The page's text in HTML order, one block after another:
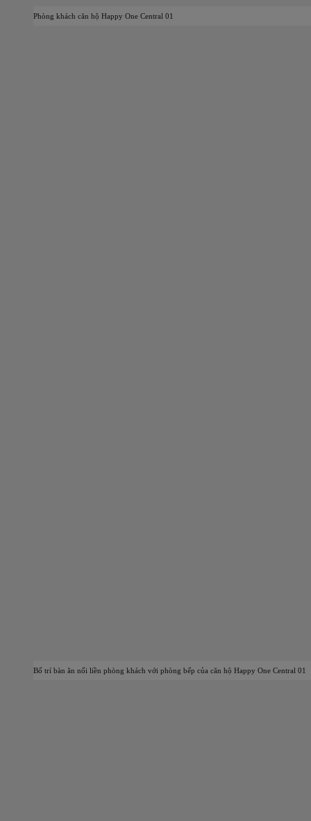
Phòng khách căn hộ Happy One Central 01
Bố trí bàn ăn nối liền phòng khách với phòng bếp của căn hộ Happy One Central 01